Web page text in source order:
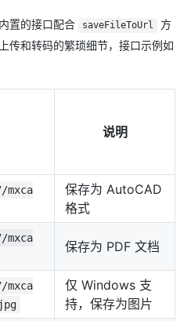
置的接口配合 saveFileToUrl
方
传和转码的繁琐细节，接口示例如
说明
保存为 AutoCAD
格式
保存为 PDF 文档
仅 Windows 支
持，保存为图片